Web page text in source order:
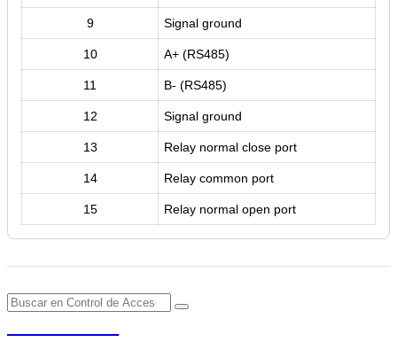
9 Signal ground
10 A+ (RS485)
11 B- (RS485)
12 Signal ground
13 Relay normal close port
14 Relay common port
15 Relay normal open port